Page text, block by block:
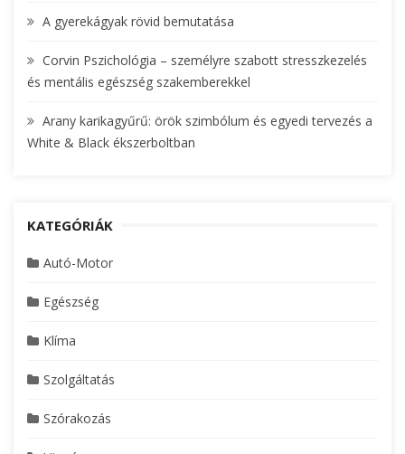
A gyerekágyak rövid bemutatása
Corvin Pszichológia – személyre szabott stresszkezelés
és mentális egészség szakemberekkel
Arany karikagyűrű: örök szimbólum és egyedi tervezés a
White & Black ékszerboltban
KATEGÓRIÁK
Autó-Motor
Egészség
Klíma
Szolgáltatás
Szórakozás